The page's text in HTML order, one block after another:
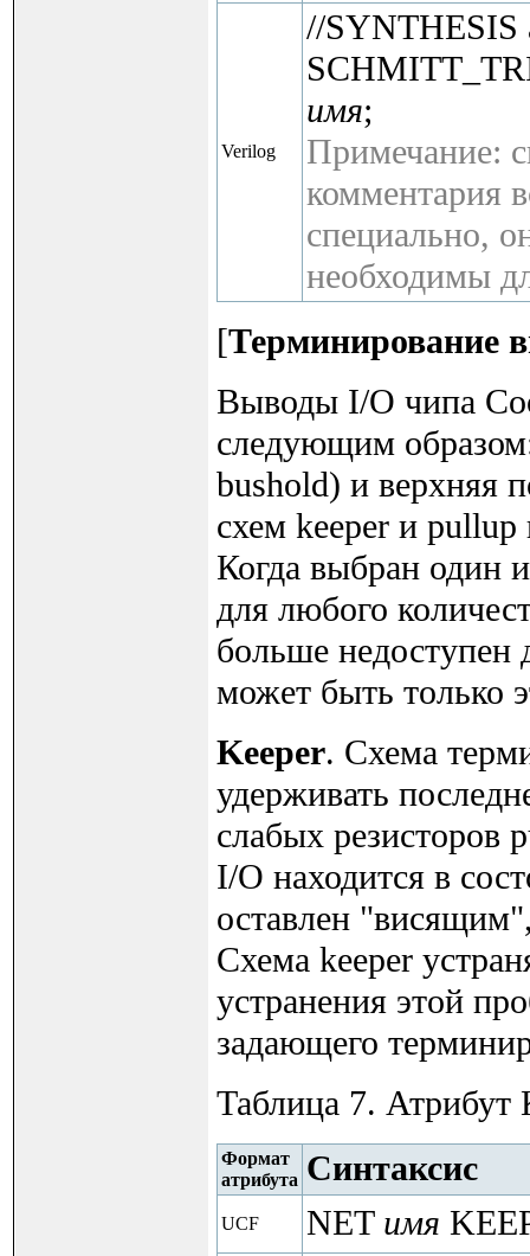
Verilog
//SYNTHESIS
имя;
Примечание:
комментария
специально,
необходимы
[Терминирование
Выводы I/O чипа
следующим
bushold) и верхняя
схем keeper и pullup
Когда выбран один
для любого
больше недоступен
может быть только
Keeper. Схема
удерживать
слабых
I/O находится в
оставлен
Схема keeper
устранения этой
задающего
Таблица 7. Атрибут
Формат
атрибута Синтаксис
UCF NET имя